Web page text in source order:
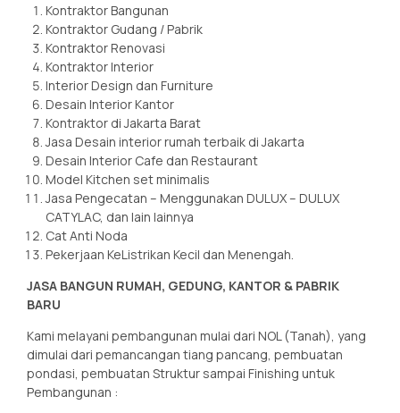
Kontraktor Bangunan
Kontraktor Gudang / Pabrik
Kontraktor Renovasi
Kontraktor Interior
Interior Design dan Furniture
Desain Interior Kantor
Kontraktor di Jakarta Barat
Jasa Desain interior rumah terbaik di Jakarta
Desain Interior Cafe dan Restaurant
Model Kitchen set minimalis
Jasa Pengecatan – Menggunakan DULUX – DULUX
CATYLAC, dan lain lainnya
Cat Anti Noda
Pekerjaan KeListrikan Kecil dan Menengah.
JASA BANGUN RUMAH, GEDUNG, KANTOR & PABRIK
BARU
Kami melayani pembangunan mulai dari NOL (Tanah), yang
dimulai dari pemancangan tiang pancang, pembuatan
pondasi, pembuatan Struktur sampai Finishing untuk
Pembangunan :